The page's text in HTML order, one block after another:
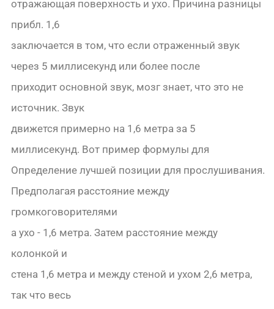
отражающая поверхность и ухо. Причина разницы
прибл. 1,6
заключается в том, что если отраженный звук
через 5 миллисекунд или более после
приходит основной звук, мозг знает, что это не
источник. Звук
движется примерно на 1,6 метра за 5
миллисекунд. Вот пример формулы для
Определение лучшей позиции для прослушивания.
Предполагая расстояние между
громкоговорителями
а ухо - 1,6 метра. Затем расстояние между
колонкой и
стена 1,6 метра и между стеной и ухом 2,6 метра,
так что весь